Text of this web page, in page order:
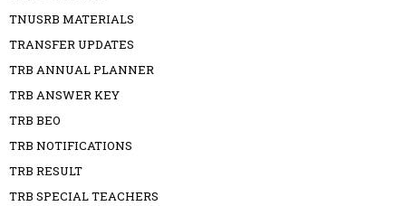
TNUSRB MATERIALS
TRANSFER UPDATES
TRB ANNUAL PLANNER
TRB ANSWER KEY
TRB BEO
TRB NOTIFICATIONS
TRB RESULT
TRB SPECIAL TEACHERS